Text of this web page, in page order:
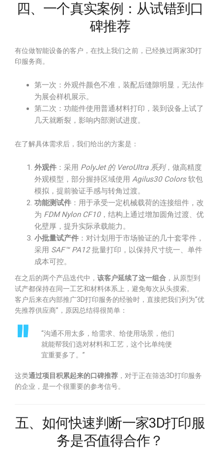
四、一个真实案例：从试错到口
碑推荐
有位做智能设备的客户，在找上我们之前，已经换过两家3D打
印服务商。
第一次：外观件颜色不准，装配后缝隙明显，无法作
为展会样机展示。
第二次：功能件使用普通材料打印，装到设备上试了
几天就断裂，影响内部测试进度。
在了解具体需求后，我们给出的方案是：
外观件 ：采用 PolyJet 的 VeroUltra 系列，做高精度
外观模型，部分握持区域使用 Agilus30 Colors软包
模拟，提前验证手感与转角过渡。
功能测试件 ：用于承受一定机械载荷的连接组件，改
为 FDM Nylon CF10，结构上通过增加圆角过渡、优
化壁厚，提升实际承载能力。
小批量试产件 ：对计划用于市场验证的几十套零件，
采用 SAF™ PA12批量打印，以保持尺寸统一、单件
成本可控。
在之后的两个产品迭代中， 该客户延续了这一组合 ，从原型到
试产都保持在同一工艺和材料体系上，避免每次从头摸索。
客户后来在内部推广3D打印服务的经验时，直接把我们列为“优
先推荐供应商”，原因总结得很简单：
“沟通不用太多，给需求、给使用场景，他们
就能帮我们选对材料和工艺，这个比单纯便
宜重要多了。”
这类通过项目积累起来的口碑推荐 ，对于正在筛选3D打印服务
的企业，是一个很重要的参考信号。
五、如何快速判断一家3D打印服
务是否值得合作？